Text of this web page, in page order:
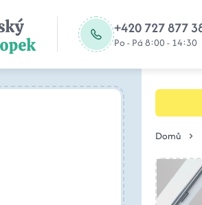
+420 727 877
Po - Pá 8:00 - 14:30
Domů